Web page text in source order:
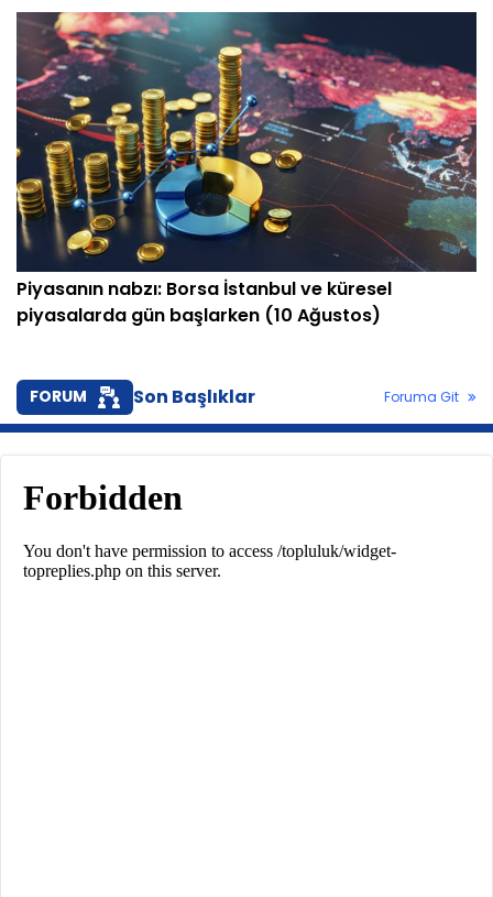
Piyasanın nabzı: Borsa İstanbul ve küresel
piyasalarda gün başlarken (10 Ağustos)
FORUM Son Başlıklar Foruma Git